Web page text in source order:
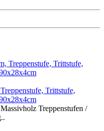
Trittstufe,
Treppenstufen /